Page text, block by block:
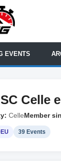
EVENTS
Celle
CelleMember
39 Events